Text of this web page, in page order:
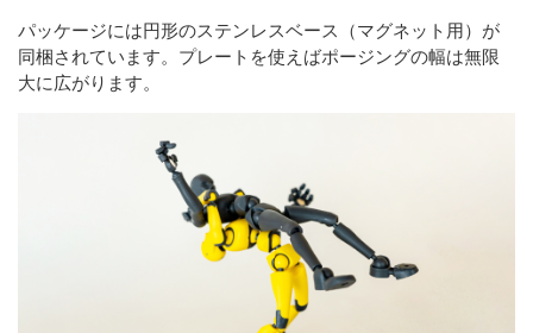
パッケージには円形のステンレスベース（マグネット用）が
同梱されています。プレートを使えばポージングの幅は無限
大に広がります。